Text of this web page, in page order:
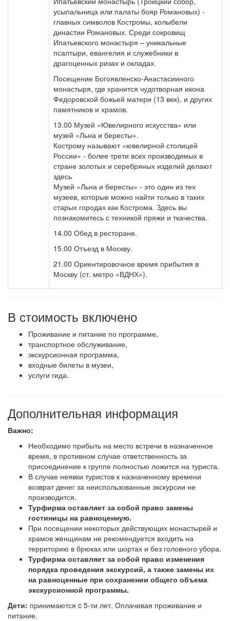
усыпальница или палаты бояр Романовых) -
главных символов Костромы, колыбели
династии Романовых. Среди сокровищ
Ипатьевского монастыря – уникальные
псалтыри, евангелия и служебники в
драгоценных ризах и окладах.
Посещение Богоявленско-Анастасииного
монастыря, где хранится чудотворная икона
Федоровской божьей матери (13 век), и других
памятников и храмов.
13.00 Музей «Ювелирного искусства» или
музей «Льна и бересты».
Кострому называют «ювелирной столицей
России» - более трети всех производимых в
стране золотых и серебряных изделий делают
здесь
Музей «Льна и бересты» - это один из тех
музеев, которые можно найти только в таких
старых городах как Кострома. Здесь вы
познакомитесь с техникой пряжи и ткачества.
14.00 Обед в ресторане.
15.00 Отъезд в Москву.
21.00 Ориентировочное время прибытия в
Москву (ст. метро «ВДНХ»).
В стоимость включено
Проживание и питание по программе,
транспортное обслуживание,
экскурсионная программа,
входные билеты в музеи,
услуги гида.
Дополнительная информация
Важно:
Необходимо прибыть на место встречи в назначенное
время, в противном случае ответственность за
присоединение к группе полностью ложится на туриста.
В случае неявки туристов к назначенному времени
возврат денег за неиспользованные экскурсии не
производится.
Турфирма оставляет за собой право замены
гостиницы на равноценную.
При посещении некоторых действующих монастырей и
храмов женщинам не рекомендуется входить на
территорию в брюках или шортах и без головного убора.
Турфирма оставляет за собой право изменения
порядка проведения экскурсий, а также замены их
на равноценные при сохранении общего объема
экскурсионной программы.
Дети: принимаются c 5-ти лет. Оплачивая проживание и
питание.